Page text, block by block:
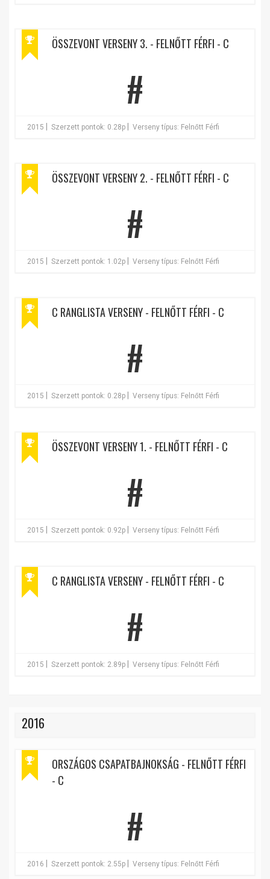
ÖSSZEVONT VERSENY 3. - FELNŐTT FÉRFI - C
#
2015 Szerzett pontok: 0.28p Verseny típus: Felnőtt Férfi
ÖSSZEVONT VERSENY 2. - FELNŐTT FÉRFI - C
#
2015 Szerzett pontok: 1.02p Verseny típus: Felnőtt Férfi
C RANGLISTA VERSENY - FELNŐTT FÉRFI - C
#
2015 Szerzett pontok: 0.28p Verseny típus: Felnőtt Férfi
ÖSSZEVONT VERSENY 1. - FELNŐTT FÉRFI - C
#
2015 Szerzett pontok: 0.92p Verseny típus: Felnőtt Férfi
C RANGLISTA VERSENY - FELNŐTT FÉRFI - C
#
2015 Szerzett pontok: 2.89p Verseny típus: Felnőtt Férfi
2016
ORSZÁGOS CSAPATBAJNOKSÁG - FELNŐTT FÉRFI
- C
#
2016 Szerzett pontok: 2.55p Verseny típus: Felnőtt Férfi